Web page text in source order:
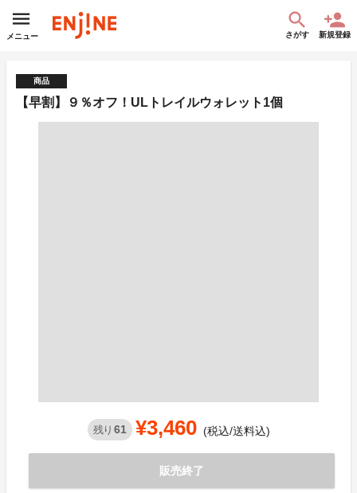
メニュー さがす 新規登録
商品
【早割】９％オフ！ULトレイルウォレット1個
残り 61 ¥3,460 (税込/送料込)
販売終了